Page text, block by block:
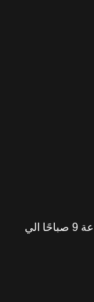
ساعات العمل : طوال ايام الاسبوع من الساعة 9 صباحًا الي